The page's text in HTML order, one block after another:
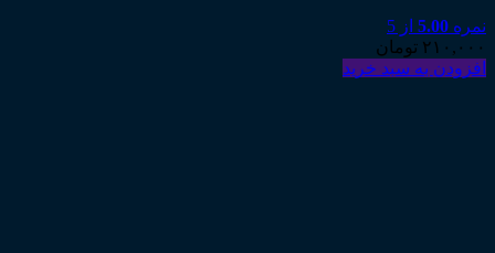
نمره 5.00 از 5
۲۱۰,۰۰۰ تومان
افزودن به سبد خرید